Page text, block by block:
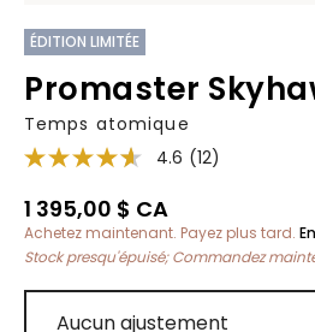
ÉDITION LIMITÉE
Promaster
Temps atomique
4.6 (12)
1 395,00 $ CA
Achetez maintenant. Payez plus tard.
Stock presqu'épuisé; Commandez